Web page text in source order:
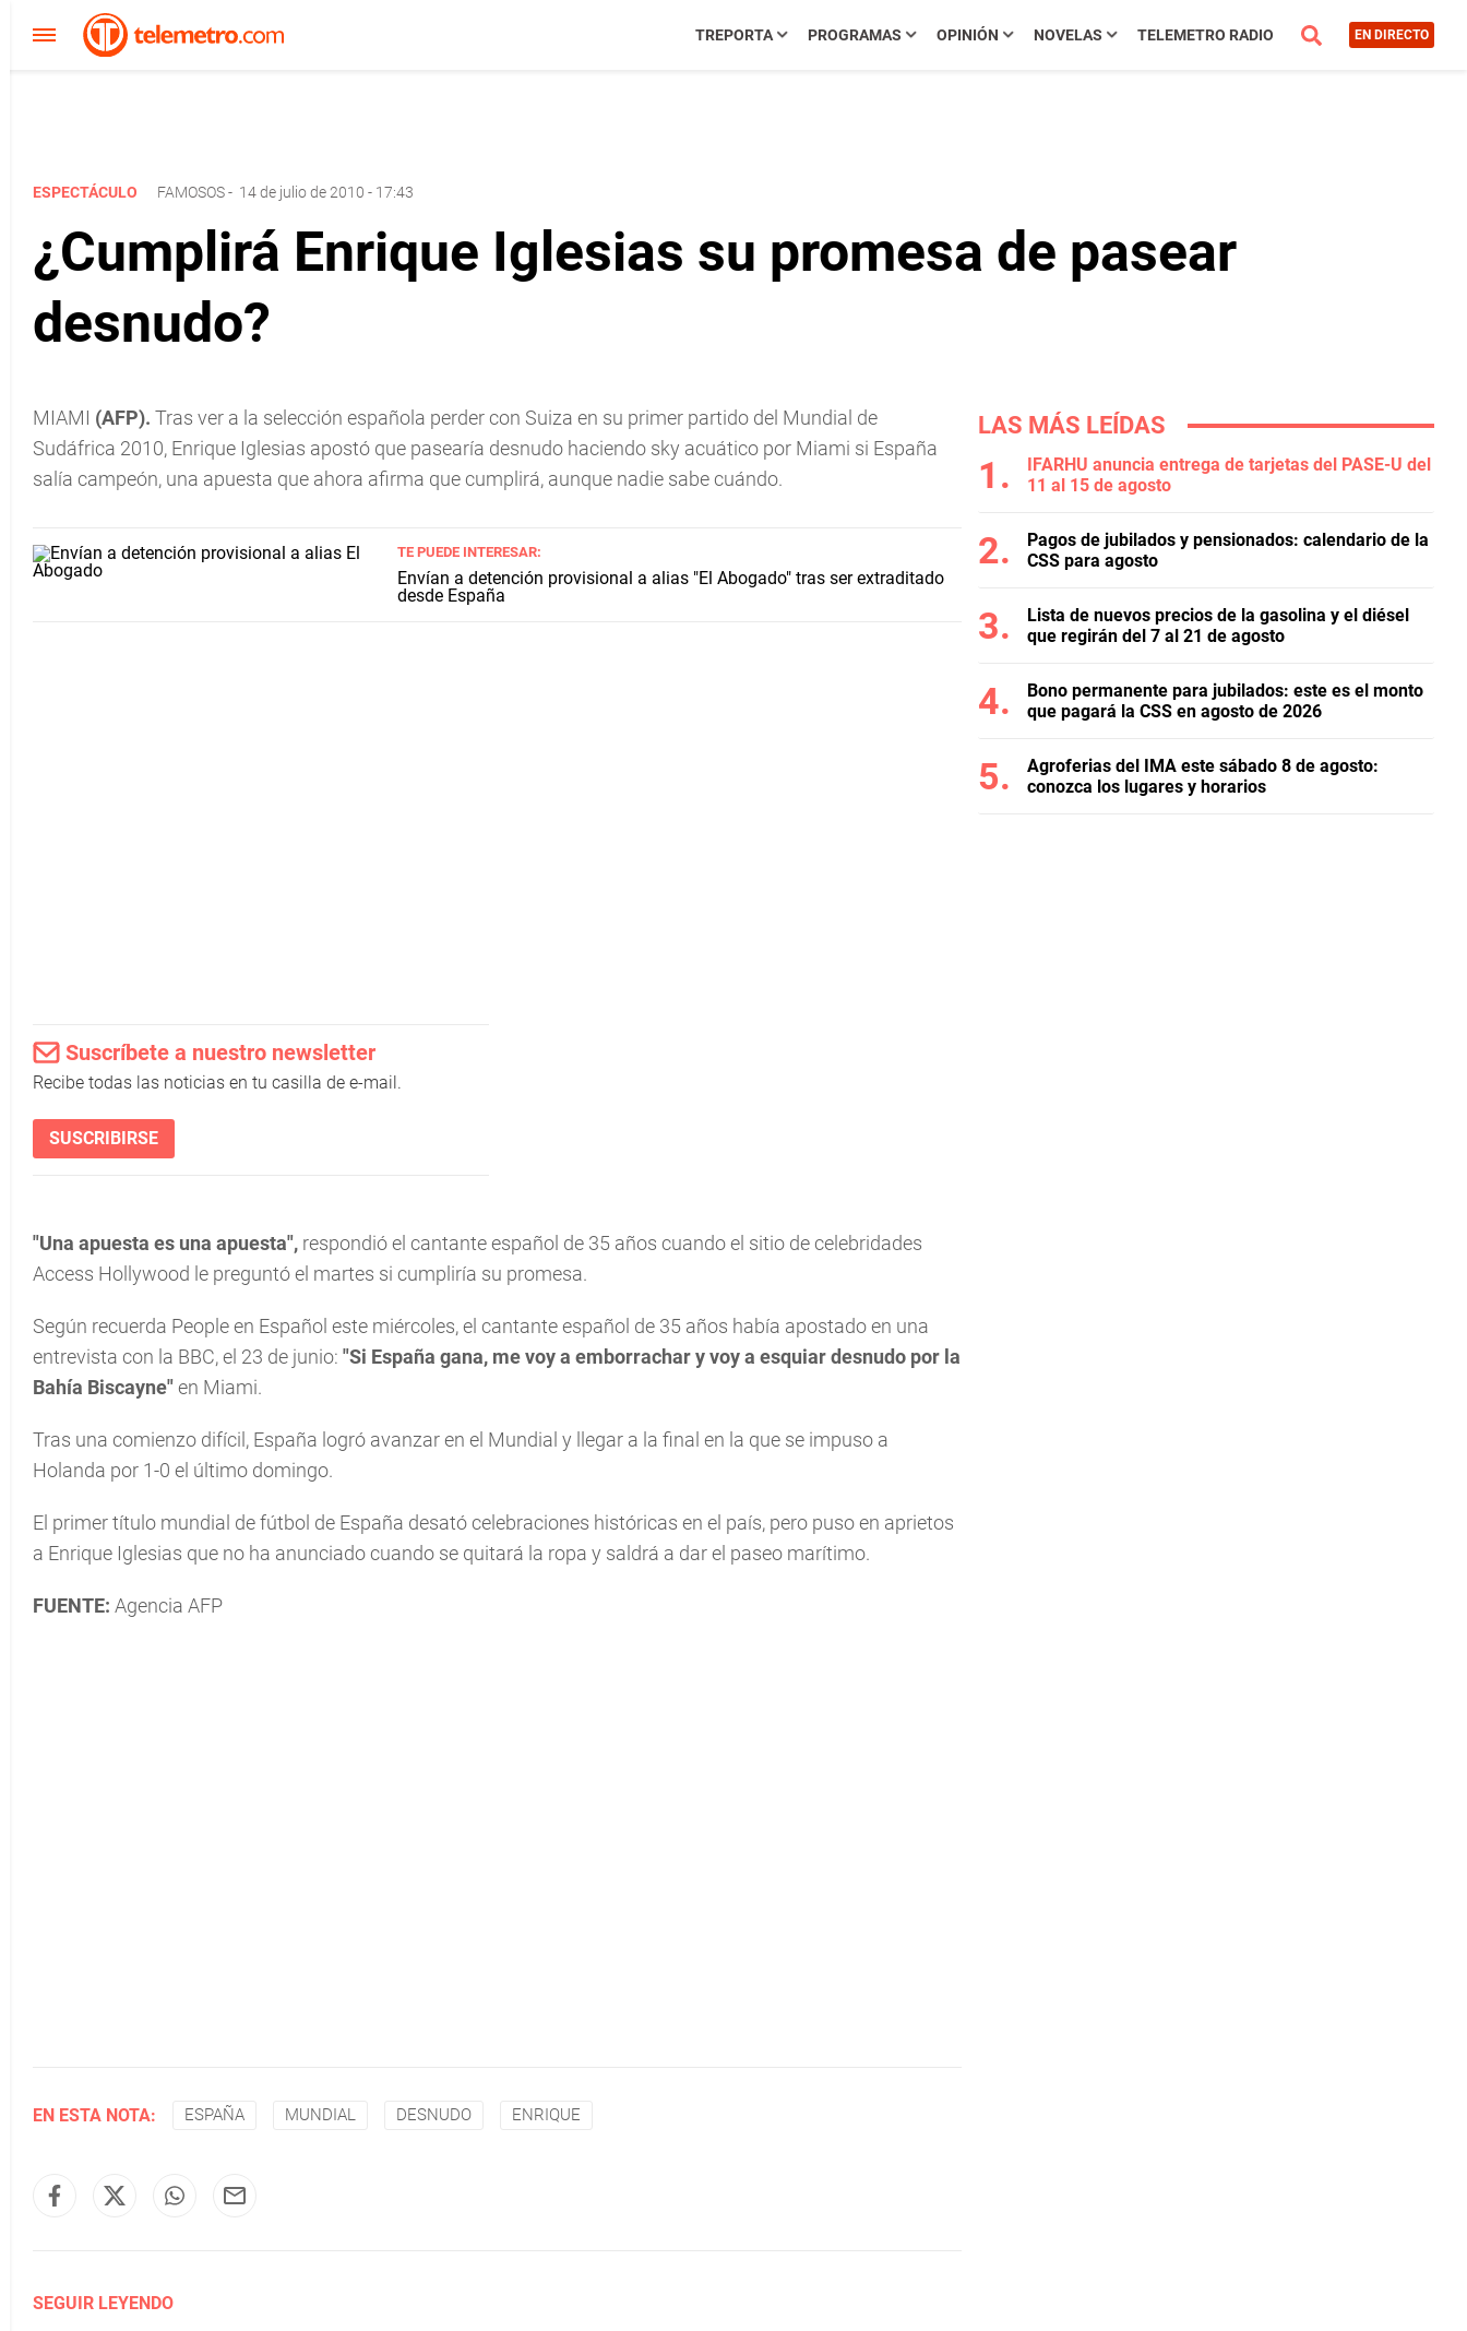
TREPORTA PROGRAMAS OPINIÓN NOVELAS TELEMETRO RADIO EN DIRECTO
ESPECTÁCULO FAMOSOS- 14 de julio de 2010 - 17:43
¿Cumplirá Enrique Iglesias su promesa de pasear
desnudo?
MIAMI (AFP). Tras ver a la selección española perder con Suiza en su primer partido del Mundial de
Sudáfrica 2010, Enrique Iglesias apostó que pasearía desnudo haciendo sky acuático por Miami si España
salía campeón, una apuesta que ahora afirma que cumplirá, aunque nadie sabe cuándo.
TE PUEDE INTERESAR:
Envían a detención provisional a alias "El Abogado" tras ser extraditado
desde España
Suscríbete a nuestro newsletter
Recibe todas las noticias en tu casilla de e-mail.
SUSCRIBIRSE
"Una apuesta es una apuesta", respondió el cantante español de 35 años cuando el sitio de celebridades
Access Hollywood le preguntó el martes si cumpliría su promesa.
Según recuerda People en Español este miércoles, el cantante español de 35 años había apostado en una
entrevista con la BBC, el 23 de junio: "Si España gana, me voy a emborrachar y voy a esquiar desnudo por la
Bahía Biscayne"en Miami.
Tras una comienzo difícil, España logró avanzar en el Mundial y llegar a la final en la que se impuso a
Holanda por 1-0 el último domingo.
El primer título mundial de fútbol de España desató celebraciones históricas en el país, pero puso en aprietos
a Enrique Iglesias que no ha anunciado cuando se quitará la ropa y saldrá a dar el paseo marítimo.
FUENTE: Agencia AFP
EN ESTA NOTA: ESPAÑA MUNDIAL DESNUDO ENRIQUE
SEGUIR LEYENDO
LAS MÁS LEÍDAS
IFARHU anuncia entrega de tarjetas del PASE-U del
11 al 15 de agosto
Pagos de jubilados y pensionados: calendario de la
CSS para agosto
Lista de nuevos precios de la gasolina y el diésel
que regirán del 7 al 21 de agosto
Bono permanente para jubilados: este es el monto
que pagará la CSS en agosto de 2026
Agroferias del IMA este sábado 8 de agosto:
conozca los lugares y horarios